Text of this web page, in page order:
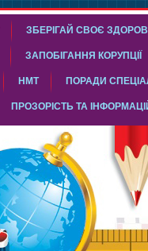
ЗБЕРІГАЙ СВОЄ
ЗАПОБІГАННЯ КОРУПЦІЇ
НМТ ПОРАДИ
ПРОЗОРІСТЬ ТА